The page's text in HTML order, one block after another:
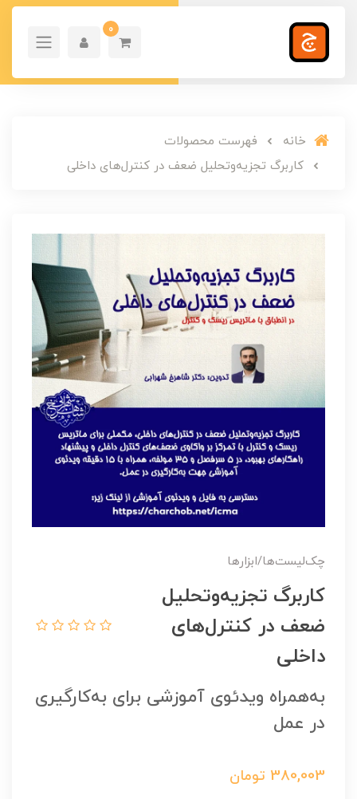
0
خانه
فهرست محصولات
کاربرگ تجزيه‌وتحليل ضعف در کنترل‌های داخلی
چک‌لیست‌ها/ابزارها
کاربرگ تجزيه‌وتحليل
ضعف در کنترل‌های
داخلی
به‌همراه ویدئوی آموزشی برای به‌کارگیری
در عمل
380,003 تومان